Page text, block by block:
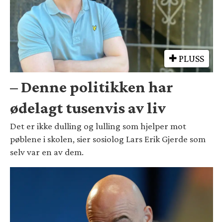
PLUSS
– Denne politikken har
ødelagt tusenvis av liv
Det er ikke dulling og lulling som hjelper mot
pøblene i skolen, sier sosiolog Lars Erik Gjerde som
selv var en av dem.